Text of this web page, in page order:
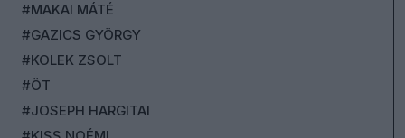
#MAKAI MÁTÉ
#GAZICS GYÖRGY
#KOLEK ZSOLT
#ÖT
#JOSEPH HARGITAI